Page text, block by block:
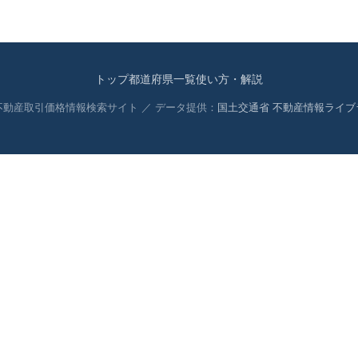
トップ都道府県一覧使い方・解説
産取引価格情報検索サイト ／ データ提供： 国土交通省 不動産情報ライブ